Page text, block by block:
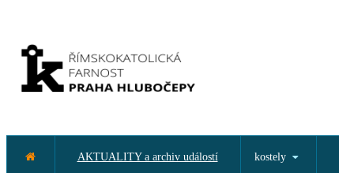
AKTUALITY a archiv událostí kostely